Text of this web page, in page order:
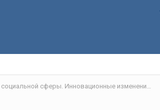
Секция 6. Актуальные проблемы социальной сферы. Инновационные изменения в системах здравоохранения, образования, культуры, социального обслуживания и их роль в повышении качества жизни населения